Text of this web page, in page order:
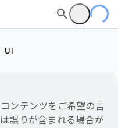
UI
ンテンツをご希望の言
誤りが含まれる場合が